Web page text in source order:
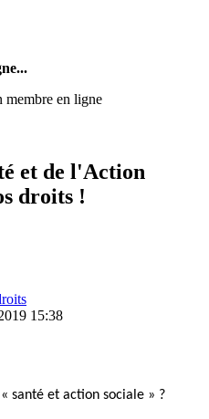
membre en ligne
et de l'Action
droits !
15:38
santé et action sociale » ?